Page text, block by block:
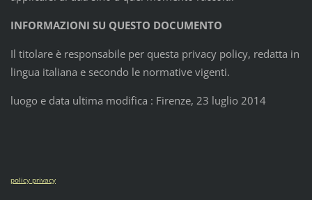
INFORMAZIONI SU QUESTO DOCUMENTO
Il titolare è responsabile per questa privacy policy, redatta in
lingua italiana e secondo le normative vigenti.
luogo e data ultima modifica : Firenze, 23 luglio 2014
policy privacy